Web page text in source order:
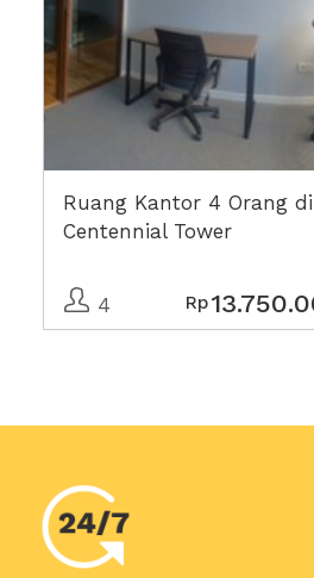
Ruang Kantor 4 Orang di
Centennial Tower
4 Rp